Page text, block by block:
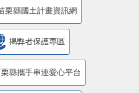
栗縣國土計畫資訊網
揭弊者保護專區
縣攜手串連愛心平台